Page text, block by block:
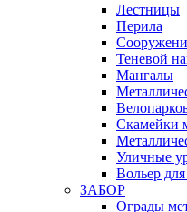
Лестницы
Перила
Теневой
Мангалы
Скамейки
Уличные
Вольер
ЗАБОР
Ограды